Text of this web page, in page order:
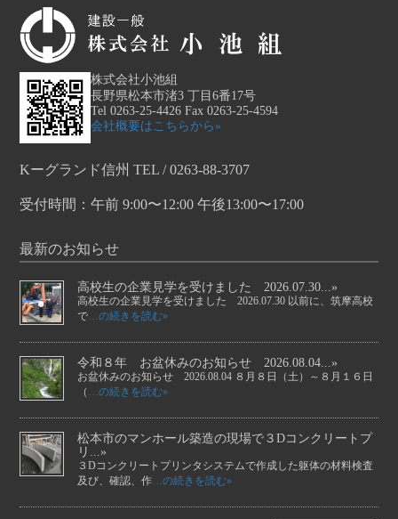
株式会社小池組
長野県松本市渚3 丁目6番17号
Tel 0263-25-4426 Fax 0263-25-4594
会社概要はこちらから»
Kーグランド信州 TEL / 0263-88-3707
受付時間：午前 9:00〜12:00 午後13:00〜17:00
最新のお知らせ
高校生の企業見学を受けました 2026.07.30...»
高校生の企業見学を受けました 2026.07.30 以前に、筑摩高校
で…の続きを読む»
令和８年 お盆休みのお知らせ 2026.08.04...»
お盆休みのお知らせ 2026.08.04 ８月８日（土）～８月１６日
（ …の続きを読む»
松本市のマンホール築造の現場で３Dコンクリートプ
リ...»
３Dコンクリートプリンタシステムで作成した躯体の材料検査
及び、確認、作…の続きを読む»